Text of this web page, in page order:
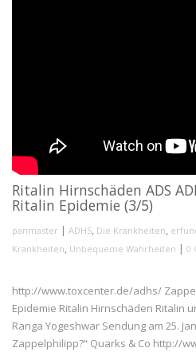
Ritalin Hirnschäden ADS
Ritalin Epidemie (3/5)
panmaster | ADHS, Die Krankheiten,
Krankheiten, Unbequeme Wahrheiten | 0
http://www.toxcenter.de/adhs/
Epidemie Ritalin Hirnschäden Ritalin
Ranga Yogeshwar Sendung am 25.
Zappelphilipp?“ Quarks & Co http://